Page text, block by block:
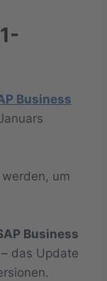
Business
um
Business
das Update